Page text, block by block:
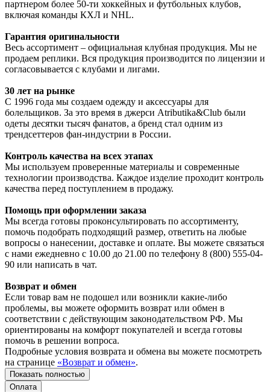
партнером более 50-ти хоккейных и футбольных клубов,
включая команды КХЛ и NHL.
Гарантия оригинальности
Весь ассортимент – официальная клубная продукция. Мы не
продаем реплики. Вся продукция производится по лицензии и
согласовывается с клубами и лигами.
30 лет на рынке
С 1996 года мы создаем одежду и аксессуары для
болельщиков. За это время в джерси Atributika&Club были
одеты десятки тысяч фанатов, а бренд стал одним из
трендсеттеров фан-индустрии в России.
Контроль качества на всех этапах
Мы используем проверенные материалы и современные
технологии производства. Каждое изделие проходит контроль
качества перед поступлением в продажу.
Помощь при оформлении заказа
Мы всегда готовы проконсультировать по ассортименту,
помочь подобрать подходящий размер, ответить на любые
вопросы о нанесении, доставке и оплате. Вы можете связаться
с нами ежедневно с 10.00 до 21.00 по телефону 8 (800) 555-04-
90 или написать в чат.
Возврат и обмен
Если товар вам не подошел или возникли какие-либо
проблемы, вы можете оформить возврат или обмен в
соответствии с действующим законодательством РФ. Мы
ориентированы на комфорт покупателей и всегда готовы
помочь в решении вопроса.
Подробные условия возврата и обмена вы можете посмотреть
на странице «Возврат и обмен».
Показать полностью
Оплата